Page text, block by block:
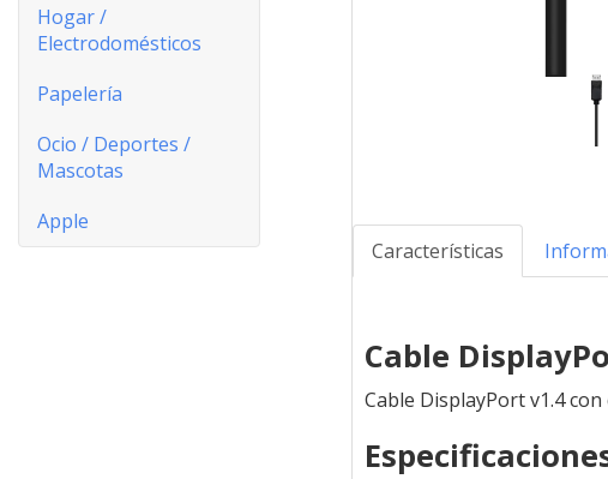
Hogar /
Electrodomésticos
Papelería
Ocio / Deportes /
Mascotas
Apple
Características
Cable
Cable DisplayPort v1.4